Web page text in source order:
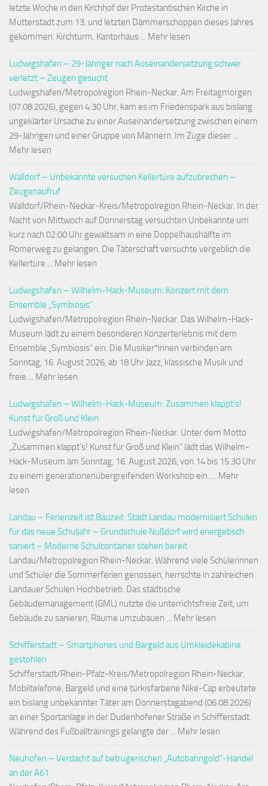
letzte Woche in den Kirchhof der Protestantischen Kirche in
Mutterstadt zum 13. und letzten Dämmerschoppen dieses Jahres
gekommen. Kirchturm, Kantorhaus ... Mehr lesen
Ludwigshafen – 29-Jähriger nach Auseinandersetzung schwer
verletzt – Zeugen gesucht
Ludwigshafen/Metropolregion Rhein-Neckar. Am Freitagmorgen
(07.08.2026), gegen 4:30 Uhr, kam es im Friedenspark aus bislang
ungeklärter Ursache zu einer Auseinandersetzung zwischen einem
29-Jährigen und einer Gruppe von Männern. Im Zuge dieser ...
Mehr lesen
Walldorf – Unbekannte versuchen Kellertüre aufzubrechen –
Zeugenaufruf
Walldorf/Rhein-Neckar-Kreis/Metropolregion Rhein-Neckar. In der
Nacht von Mittwoch auf Donnerstag versuchten Unbekannte um
kurz nach 02:00 Uhr gewaltsam in eine Doppelhaushälfte im
Römerweg zu gelangen. Die Täterschaft versuchte vergeblich die
Kellertüre ... Mehr lesen
Ludwigshafen – Wilhelm-Hack-Museum: Konzert mit dem
Ensemble „Symbiosis“
Ludwigshafen/Metropolregion Rhein-Neckar. Das Wilhelm-Hack-
Museum lädt zu einem besonderen Konzerterlebnis mit dem
Ensemble „Symbiosis“ ein. Die Musiker*innen verbinden am
Sonntag, 16. August 2026, ab 18 Uhr Jazz, klassische Musik und
freie ... Mehr lesen
Ludwigshafen – Wilhelm-Hack-Museum: Zusammen klappt’s!
Kunst für Groß und Klein
Ludwigshafen/Metropolregion Rhein-Neckar. Unter dem Motto
„Zusammen klappt’s! Kunst für Groß und Klein“ lädt das Wilhelm-
Hack-Museum am Sonntag, 16. August 2026, von 14 bis 15.30 Uhr
zu einem generationenübergreifenden Workshop ein. ... Mehr
lesen
Landau – Ferienzeit ist Bauzeit: Stadt Landau modernisiert Schulen
für das neue Schuljahr – Grundschule Nußdorf wird energetisch
saniert – Moderne Schulcontainer stehen bereit
Landau/Metropolregion Rhein-Neckar. Während viele Schülerinnen
und Schüler die Sommerferien genossen, herrschte in zahlreichen
Landauer Schulen Hochbetrieb. Das städtische
Gebäudemanagement (GML) nutzte die unterrichtsfreie Zeit, um
Gebäude zu sanieren, Räume umzubauen ... Mehr lesen
Schifferstadt – Smartphones und Bargeld aus Umkleidekabine
gestohlen
Schifferstadt/Rhein-Pfalz-Kreis/Metropolregion Rhein-Neckar.
Mobiltelefone, Bargeld und eine türkisfarbene Nike-Cap erbeutete
ein bislang unbekannter Täter am Donnerstagabend (06.08.2026)
an einer Sportanlage in der Dudenhofener Straße in Schifferstadt.
Während des Fußballtrainings gelangte der ... Mehr lesen
Neuhofen – Verdacht auf betrügerischen „Autobahngold“-Handel
an der A61